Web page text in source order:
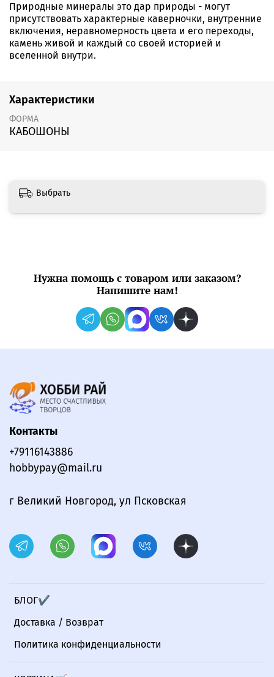
Природные минералы это дар природы - могут
присутствовать характерные каверночки, внутренние
включения, неравномерность цвета и его переходы,
камень живой и каждый со своей историей и
вселенной внутри.
Характеристики
ФОРМА
КАБОШОНЫ
Выбрать
Нужна помощь с товаром или заказом?
Напишите нам!
БЛОГ✔
Доставка / Возврат
Политика конфиденциальности
Контакты
+79116143886
hobbypay@mail.ru
г Великий Новгород, ул Псковская